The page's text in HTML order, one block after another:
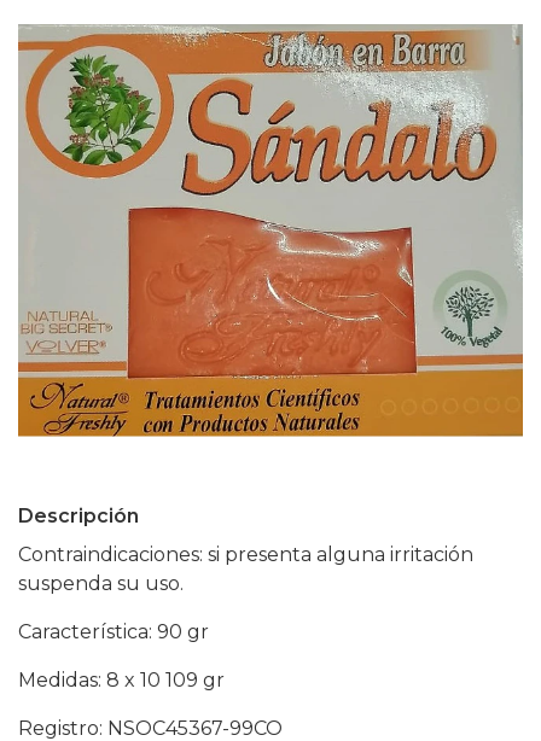
Descripción
Contraindicaciones: si presenta alguna irritación
suspenda su uso.
Característica: 90 gr
Medidas: 8 x 10 109 gr
Registro: NSOC45367-99CO